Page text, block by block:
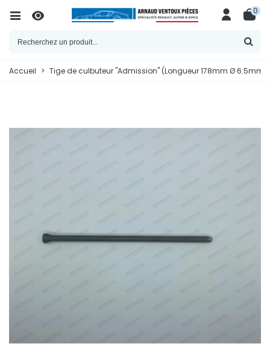
0
Accueil > Tige de culbuteur "Admission" (Longueur 178mm Ø 6.5mm)